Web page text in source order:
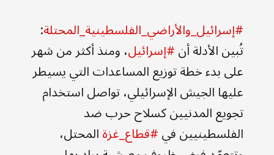
#إسرائيل_والأراضي_الفلسطينية_المحتلة:
تُبين الأدلة أن#إسرائيل، ومنذ أكثر من شهر
على بدء خطة توزيع المساعدات التي يسيطر
عليها الجيش الإسرائيلي، تواصل استخدام
تجويع المدنيين كسلاح حرب ضد
الفلسطينيين في#قطاع_غزةالمحتل،